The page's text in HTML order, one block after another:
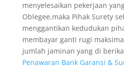
menyelesaikan pekerjaan
Oblegee,maka Pihak Surety
menggantikan kedudukan
membayar ganti rugi
jumlah jaminan yang di
Penawaran Bank Garansi &